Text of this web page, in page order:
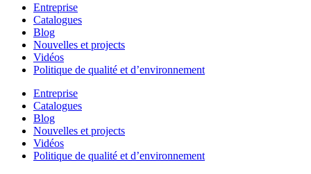
Entreprise
Catalogues
Blog
Nouvelles et projects
Vidéos
Politique de qualité et d’environnement
Entreprise
Catalogues
Blog
Nouvelles et projects
Vidéos
Politique de qualité et d’environnement